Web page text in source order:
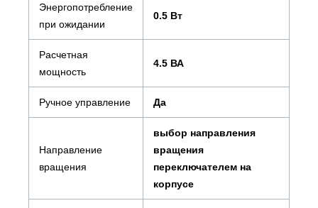
Энергопотребление
при ожидании
0.5 Вт
Расчетная
мощность
4.5 ВА
Ручное управление Да
Направление
вращения
выбор направления
вращения
переключателем на
корпусе